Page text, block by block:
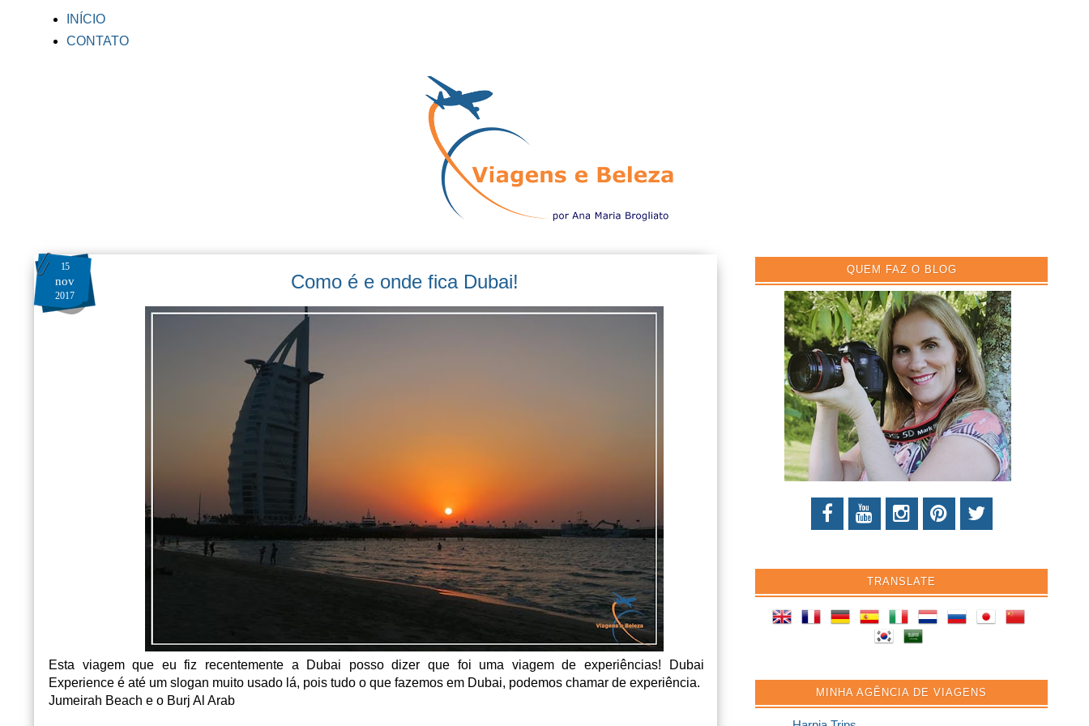
INÍCIO
CONTATO
15
nov
2017
Como é e onde fica Dubai!
Esta viagem que eu fiz recentemente a Dubai posso dizer que foi uma viagem de experiências! Dubai
Experience é até um slogan muito usado lá, pois tudo o que fazemos em Dubai, podemos chamar de experiência.
Jumeirah Beach e o Burj Al Arab
QUEM FAZ O BLOG
TRANSLATE
MINHA AGÊNCIA DE VIAGENS